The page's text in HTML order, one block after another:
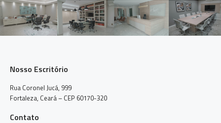
Nosso Escritório
Rua Coronel Jucá, 999
Fortaleza, Ceará – CEP 60170-320
Contato